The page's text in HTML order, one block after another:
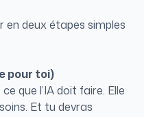
en deux étapes simples
pour toi)
que l’IA doit faire. Elle
Et tu devras